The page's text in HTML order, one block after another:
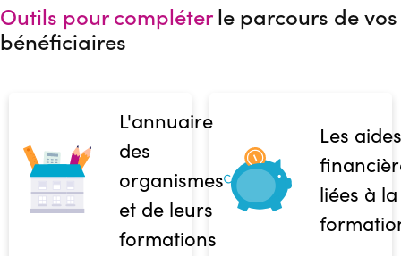
Outils pour compléterle parcours de vos
bénéficiaires
L'annuaire
des
organismes
et de leurs
formations
Les aides
liées à la